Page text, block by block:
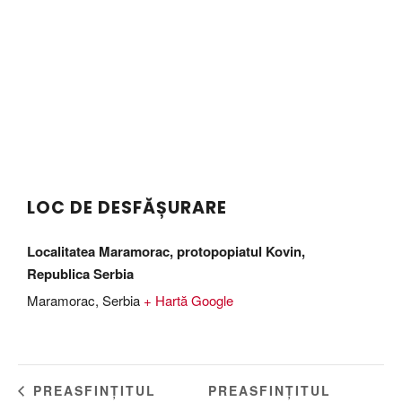
LOC DE DESFĂȘURARE
Localitatea Maramorac, protopopiatul Kovin,
Republica Serbia
Maramorac, Serbia + Hartă Google
PREASFINȚITUL
PREASFINȚITUL